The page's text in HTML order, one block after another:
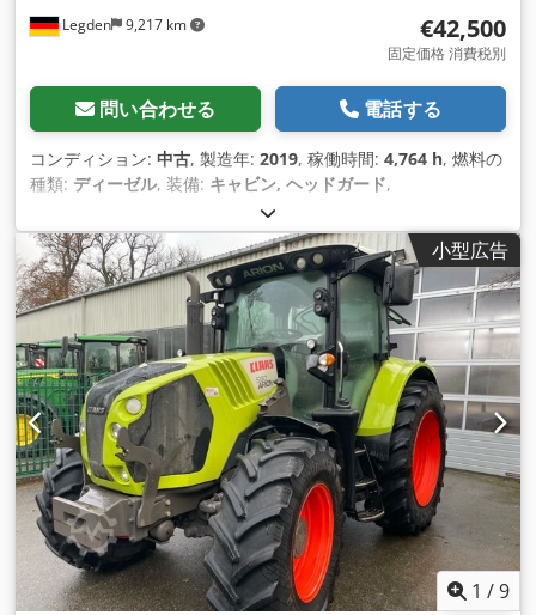
Legden 9,217 km €42,500
固定価格 消費税別
問い合わせる 電話する
コンディション: 中古, 製造年: 2019, 稼働時間: 4,764 h, 燃料の
種類: ディーゼル, 装備: キャビン, ヘッドガード,
小型広告
1 /9